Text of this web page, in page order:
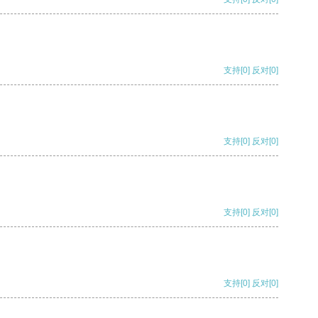
支持[0] 反对[0]
支持[0] 反对[0]
支持[0] 反对[0]
支持[0] 反对[0]